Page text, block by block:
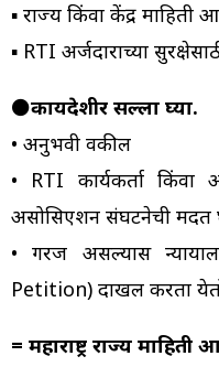
▪️ राज्य किंवा केंद्र
▪️ RTI अर्जदाराच्या
⚫कायदेशीर सल्ला घ्या.
• अनुभवी वकील
• RTI कार्यकर्ता किंवा
असोसिएशन संघटनेची मदत
• गरज असल्यास
Petition) दाखल करता
= महाराष्ट्र राज्य माहिती